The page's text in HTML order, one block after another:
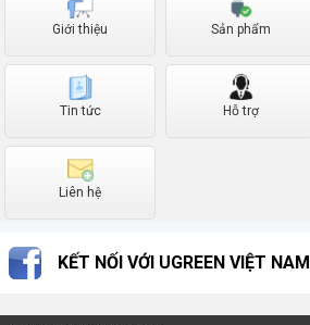
Giới thiệu Sản phẩm
Tin tức Hỗ trợ
Liên hệ
KẾT NỐI VỚI UGREEN VIỆT NAM